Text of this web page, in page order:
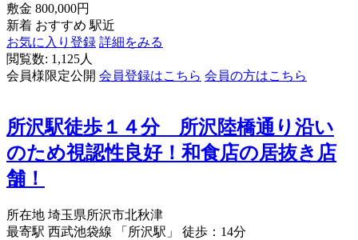
敷金 800,000円
新着 おすすめ 駅近
お気に入り登録 詳細をみる
閲覧数: 1,125人
会員様限定公開 会員登録はこちら 会員の方はこちら
所沢駅徒歩１４分 所沢陸橋通り沿い
のため視認性良好！和食店の居抜き店
舗！
所在地 埼玉県所沢市北秋津
最寄駅 西武池袋線 「所沢駅」 徒歩：14分